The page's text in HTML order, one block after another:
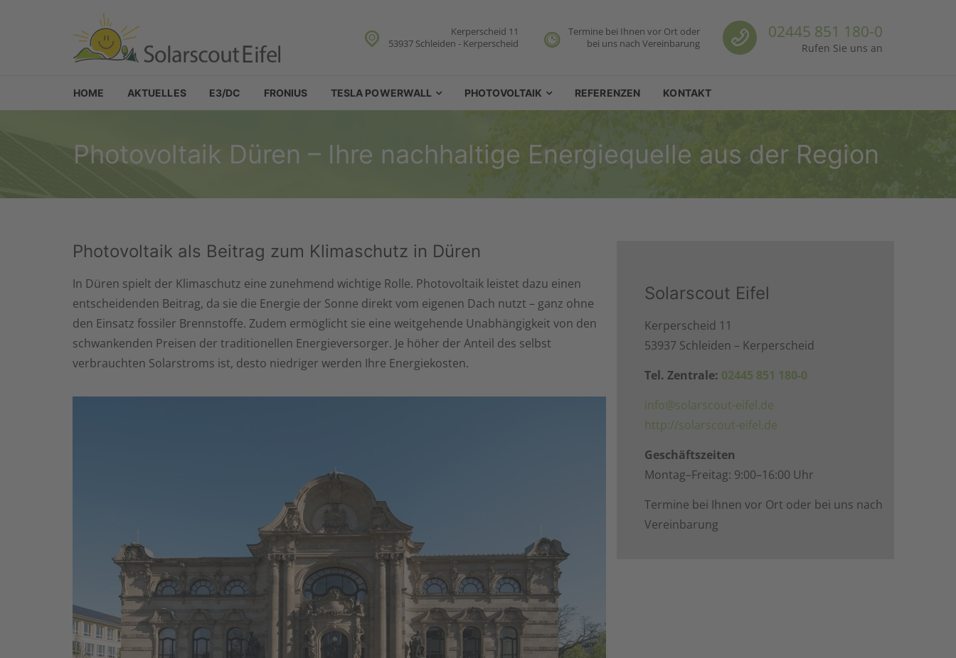
Solarscout Eifel
Ihr Partner für Photovoltaik in der Eifel
HOME AKTUELLES E3/DC FRONIUS TESLA POWERWALL PHOTOVOLTAIK REFERENZEN KONTAKT
Call us
02445 851 180-0
Rufen Sie uns an
Termine bei Ihnen vor Ort oder
bei uns nach Vereinbarung
Kerperscheid 11
53937 Schleiden - Kerperscheid
Photovoltaik Düren – Ihre nachhaltige Energiequelle aus der Region
Photovoltaik als Beitrag zum Klimaschutz in Düren
In Düren spielt der Klimaschutz eine zunehmend wichtige Rolle. Photovoltaik leistet dazu einen
entscheidenden Beitrag, da sie die Energie der Sonne direkt vom eigenen Dach nutzt – ganz ohne
den Einsatz fossiler Brennstoffe. Zudem ermöglicht sie eine weitgehende Unabhängigkeit von den
schwankenden Preisen der traditionellen Energieversorger. Je höher der Anteil des selbst
verbrauchten Solarstroms ist, desto niedriger werden Ihre Energiekosten.
Solarscout Eifel
Kerperscheid 11
53937 Schleiden – Kerperscheid
Tel. Zentrale: 02445 851 180-0
info@solarscout-eifel.de
http://solarscout-eifel.de
Geschäftszeiten
Montag–Freitag: 9:00–16:00 Uhr
Termine bei Ihnen vor Ort oder bei uns nach
Vereinbarung